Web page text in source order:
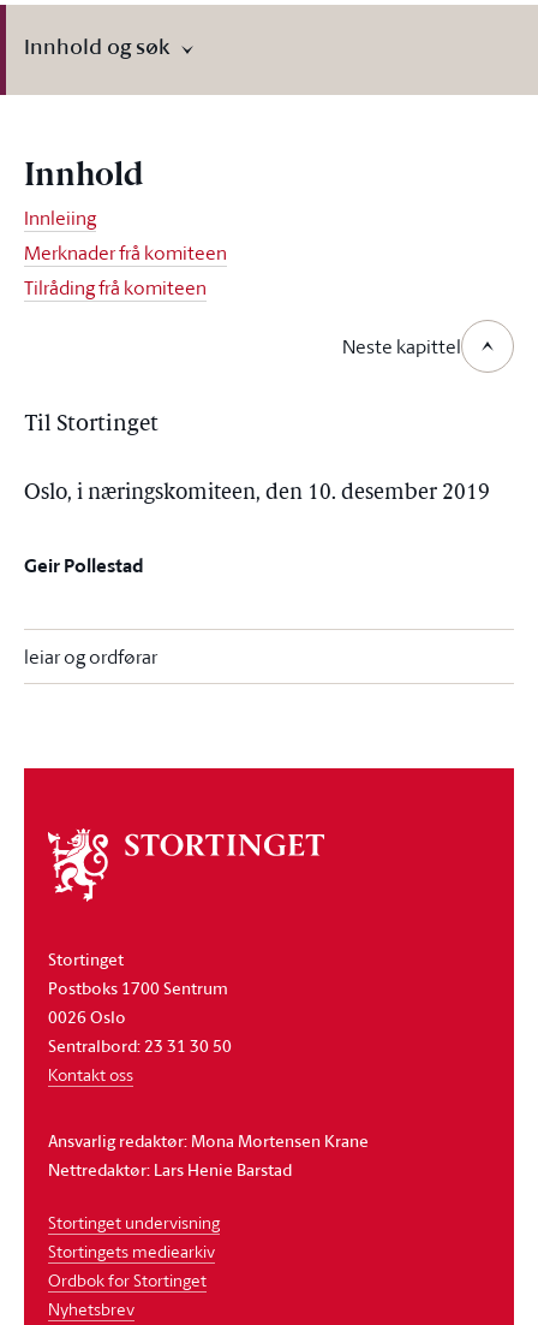
Innhold og søk
Innhold
Innleiing
Merknader frå komiteen
Tilråding frå komiteen
Neste kapittel
Til Stortinget
Oslo, i næringskomiteen, den 10. desember 2019
Geir Pollestad
leiar og ordførar
Om
stortinget
Stortinget
Postboks 1700 Sentrum
0026 Oslo
Sentralbord: 23 31 30 50
Kontakt oss
Ansvarlig redaktør: Mona Mortensen Krane
Nettredaktør: Lars Henie Barstad
Stortinget undervisning
Stortingets mediearkiv
Ordbok for Stortinget
Nyhetsbrev